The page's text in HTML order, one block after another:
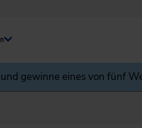
und gewinne eines von fünf